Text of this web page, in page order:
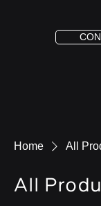
Home All
All